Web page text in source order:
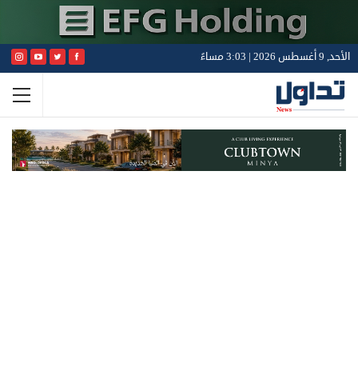
الأحد, 9 أغسطس 2026 | 3:03 مساءً